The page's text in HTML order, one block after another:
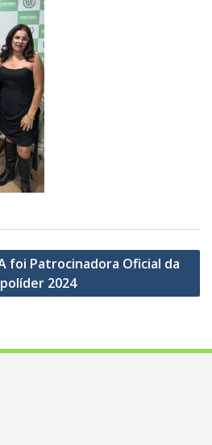
foi Patrocinadora Oficial da
2024